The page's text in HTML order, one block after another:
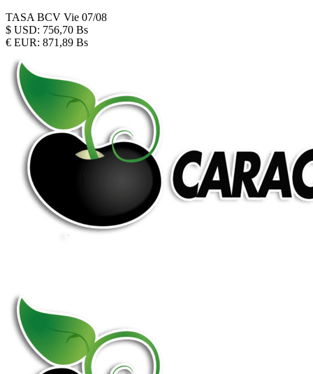
TASA BCV Vie 07/08
$ USD: 756,70 Bs
€ EUR: 871,89 Bs